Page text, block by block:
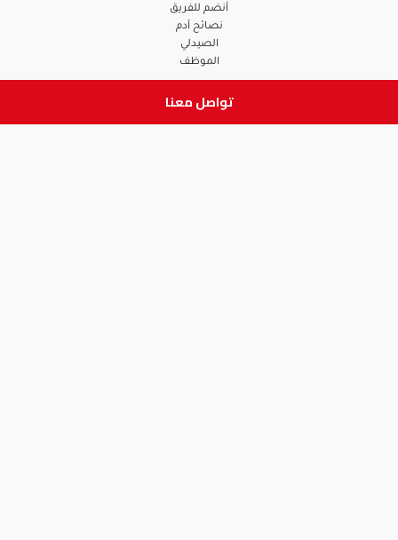
تواصل معنا
أنضم للفريق
نصائح آدم
الصيدلي
الموظف